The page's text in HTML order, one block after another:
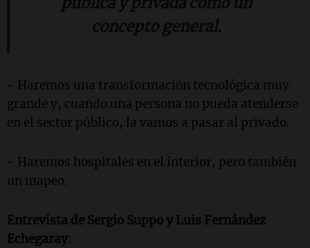
concepto general.
- Haremos una transformación tecnológica muy
grande y, cuando una persona no pueda atenderse
en el sector público, la vamos a pasar al privado.
- Haremos hospitales en el interior, pero también
un mapeo.
Entrevista de Sergio Suppo y Luis Fernández
Echegaray.